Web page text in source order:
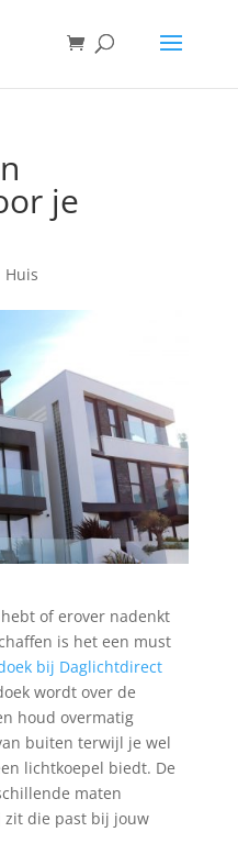
je
Huis
of erover nadenkt
is het een must
bij Daglichtdirect
wordt over de
houd overmatig
buiten terwijl je wel
lichtkoepel biedt. De
maten
die past bij jouw